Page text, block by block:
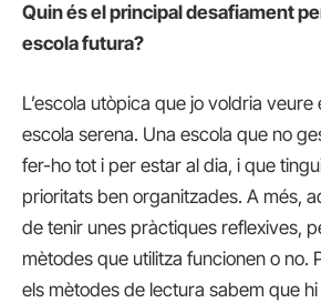
Quin és el principal desafiament
escola futura?
L’escola utòpica que jo voldria veure
escola serena. Una escola que no
fer-ho tot i per estar al dia, i que
prioritats ben organitzades. A més,
de tenir unes pràctiques reflexives,
mètodes que utilitza funcionen o no.
els mètodes de lectura sabem que